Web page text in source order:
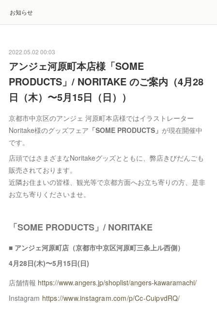
お知らせ
2022.05.02 00:03
アンジェ河原町本店様「SOME
PRODUCTS」/ NORITAKE のご案内（4月28
日（木）〜5月15日（日））
京都市中京区のアンジェ 河原町本店様ではイラストレーター
Noritake様のグッズフェア 「SOME PRODUCTS」 が現在開催中
です。
店頭ではさまざまなNoritakeグッズとともに、弊店きびだんごも
販売されております。
近隣お住まいの皆様、観光等で京都方面へお立ち寄りの方、是非
お立ち寄りくださいませ。
「SOME PRODUCTS」/ NORITAKE
■ アンジェ河原町店（京都市中京区河原町三条上ル西側）
4月28日(木)〜5月15日(日)
店舗情報 https://www.angers.jp/shoplist/angers-kawaramachi/
Instagram https://www.instagram.com/p/Cc-CuipvdRQ/